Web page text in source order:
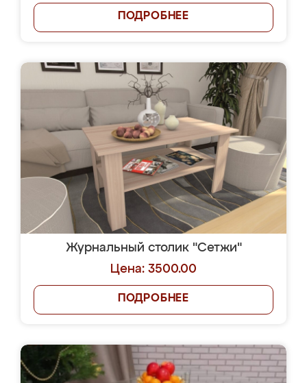
ПОДРОБНЕЕ
Журнальный столик "Сетжи"
Цена: 3500.00
ПОДРОБНЕЕ